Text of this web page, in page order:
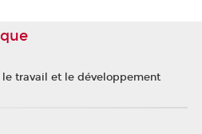
le travail et le développement